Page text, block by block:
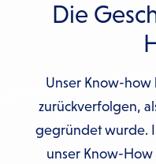
Die
Unser Know-how
zurückverfolgen,
gegründet wurde.
unser Know-